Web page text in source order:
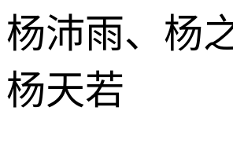
杨沛雨、杨
杨天若